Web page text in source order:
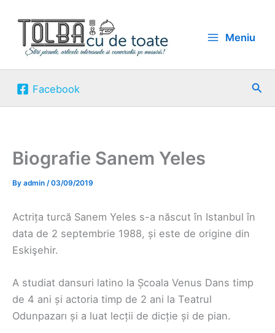
content
Meniu
Facebook
Biografie Sanem Yeles
By admin /03/09/2019
Actrița turcă Sanem Yeles s-a născut în Istanbul în
data de 2 septembrie 1988, și este de origine din
Eskişehir.
A studiat dansuri latino la Școala Venus Dans timp
de 4 ani și actoria timp de 2 ani la Teatrul
Odunpazarı și a luat lecții de dicție și de pian.